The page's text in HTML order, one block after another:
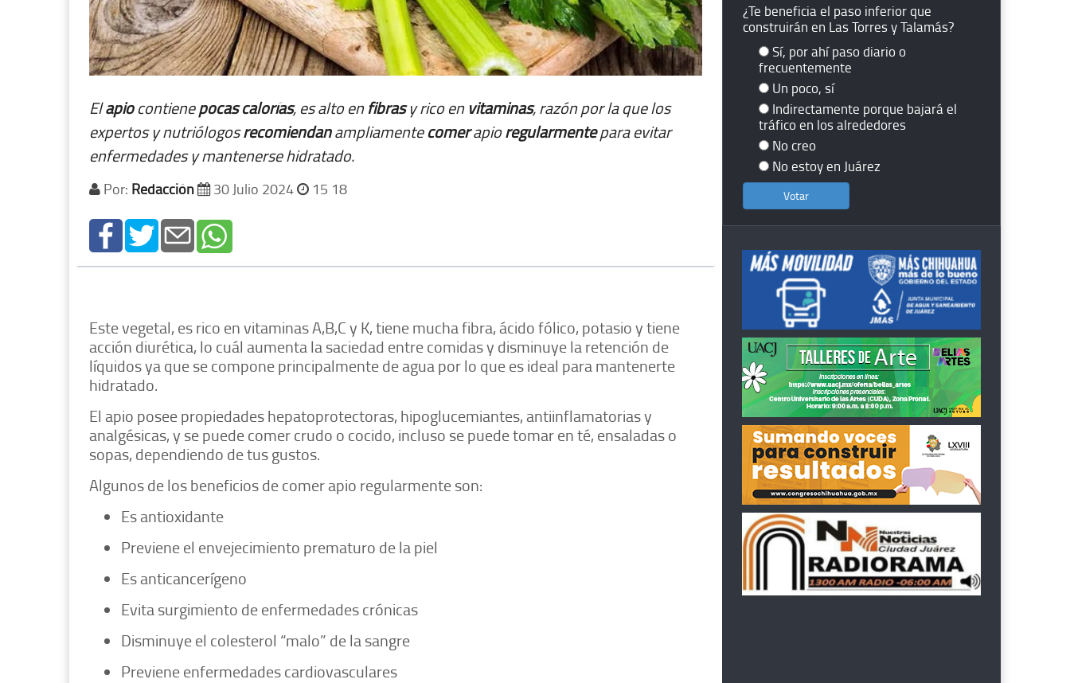
Elapiocontienepocas calorías, es alto enfibrasy rico en vitaminas, razón por la que los
expertos y nutriólogosrecomiendanampliamentecomerapioregularmentepara evitar
enfermedades y mantenerse hidratado.
Por: Redacción 30 Julio 2024 15 18
Este vegetal, es rico en vitaminas A,B,C y K, tiene mucha fibra, ácido fólico, potasio y tiene
acción diurética, lo cuál aumenta la saciedad entre comidas y disminuye la retención de
líquidos ya que se compone principalmente de agua por lo que es ideal para mantenerte
hidratado.
El apio posee propiedades hepatoprotectoras, hipoglucemiantes, antiinflamatorias y
analgésicas, y se puede comer crudo o cocido, incluso se puede tomar en té, ensaladas o
sopas, dependiendo de tus gustos.
Algunos de los beneficios de comer apio regularmente son:
Es antioxidante
Previene el envejecimiento prematuro de la piel
Es anticancerígeno
Evita surgimiento de enfermedades crónicas
Disminuye el colesterol “malo” de la sangre
Previene enfermedades cardiovasculares
¿Te beneficia el paso inferior que
construirán en Las Torres y Talamás?
Sí, por ahí paso diario o
frecuentemente
Un poco, sí
Indirectamente porque bajará el
tráfico en los alrededores
No creo
No estoy en Juárez